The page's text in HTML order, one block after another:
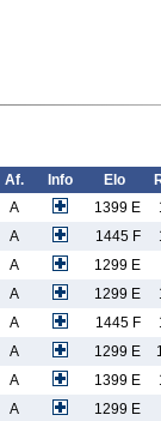
Af. Info Elo
A 1399 E
A 1445 F
A
1299 E
A 1299 E
A 1445 F
A 1299 E
A 1399 E
A
1299 E